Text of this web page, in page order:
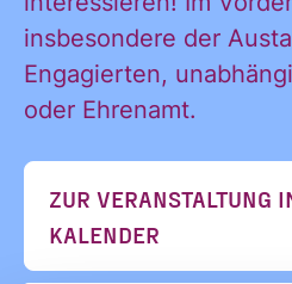
insbesondere der
Engagierten,
oder Ehrenamt.
ZUR VERANSTALTUNG
KALENDER
Postfach:
und